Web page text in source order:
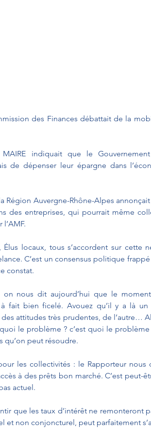
des Finances débattait de la
indiquait que le
de dépenser leur épargne dans
Région Auvergne-Rhône-Alpes
des entreprises, qui pourrait même
l’AMF.
Élus locaux, tous s’accordent sur cette
C’est un consensus politique
constat.
on nous dit aujourd’hui que le
fait bien ficelé. Avouez qu’il y a là
attitudes très prudentes, de l’autre…
le problème ? c’est quoi le
qu’on peut résoudre.
les collectivités : le Rapporteur
à des prêts bon marché. C’est peut-
actuel.
que les taux d’intérêt ne remonteront
et non conjoncturel, peut parfaitement